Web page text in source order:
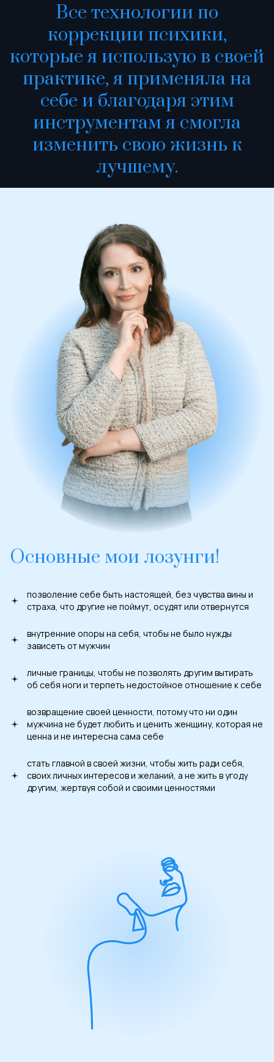
Все технологии по
коррекции психики,
которые я использую в своей
практике, я применяла на
себе и благодаря этим
инструментам я смогла
изменить свою жизнь к
лучшему.
Основные мои лозунги!
позволение себе быть настоящей, без чувства вины и
страха, что другие не поймут, осудят или отвернутся
внутренние опоры на себя, чтобы не было нужды
зависеть от мужчин
личные границы, чтобы не позволять другим вытирать
об себя ноги и терпеть недостойное отношение к себе
возвращение своей ценности, потому что ни один
мужчина не будет любить и ценить женщину, которая не
ценна и не интересна сама себе
стать главной в своей жизни, чтобы жить ради себя,
своих личных интересов и желаний, а не жить в угоду
другим, жертвуя собой и своими ценностями